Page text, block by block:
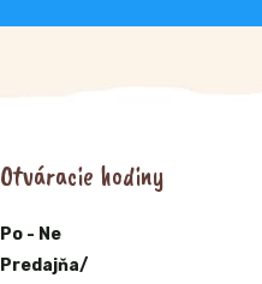
Otváracie hodiny
Po - Ne
Predajňa/